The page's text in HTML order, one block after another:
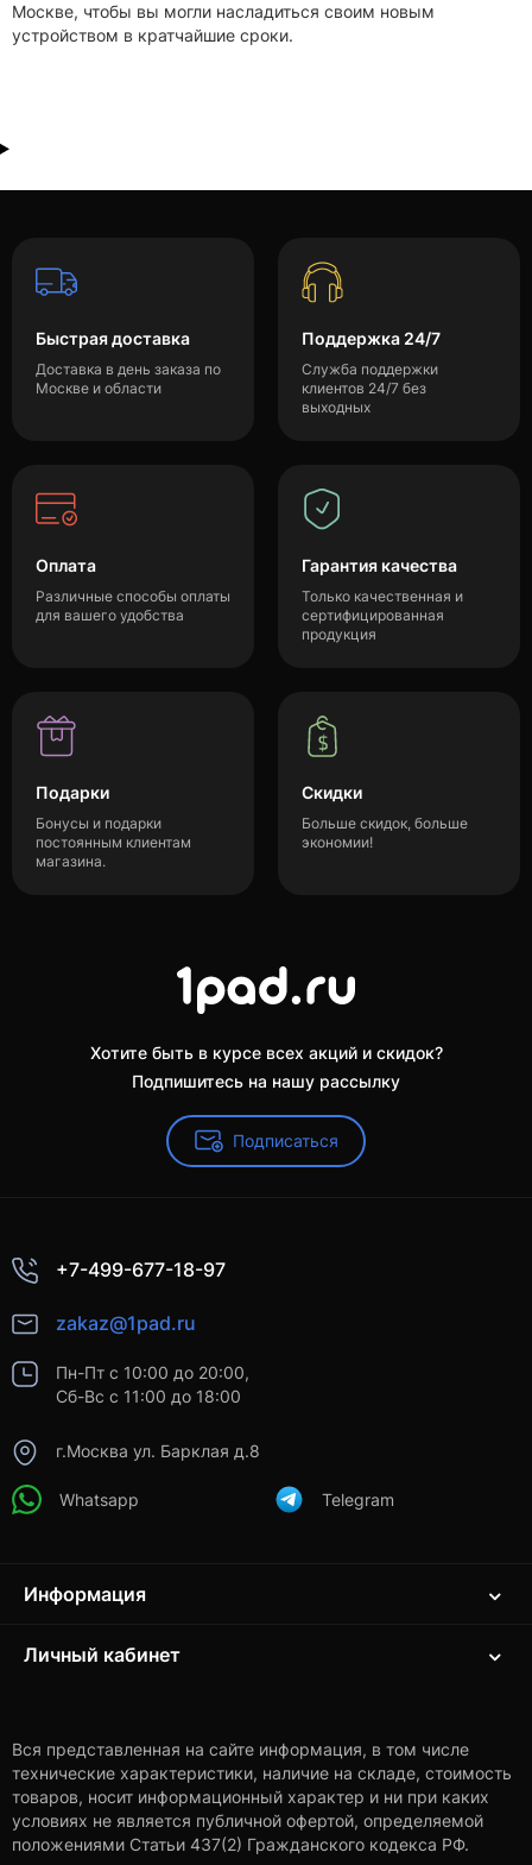
Москве, чтобы вы могли насладиться своим новым
устройством в кратчайшие сроки.
Быстрая доставка
Доставка в день заказа по
Москве и области
Поддержка 24/7
Служба поддержки
клиентов 24/7 без
выходных
Оплата
Различные способы оплаты
для вашего удобства
Гарантия качества
Только качественная и
сертифицированная
продукция
Подарки
Бонусы и подарки
постоянным клиентам
магазина.
Скидки
Больше скидок, больше
экономии!
Хотите быть в курсе всех акций и скидок?
Подпишитесь на нашу рассылку
Подписаться
+7-499-677-18-97
zakaz@1pad.ru
Пн-Пт с 10:00 до 20:00,
Сб-Вс с 11:00 до 18:00
г.Москва ул. Барклая д.8
Whatsapp Telegram
Информация
Личный кабинет
Вся представленная на сайте информация, в том числе
технические характеристики, наличие на складе, стоимость
товаров, носит информационный характер и ни при каких
условиях не является публичной офертой, определяемой
положениями Статьи 437(2) Гражданского кодекса РФ.